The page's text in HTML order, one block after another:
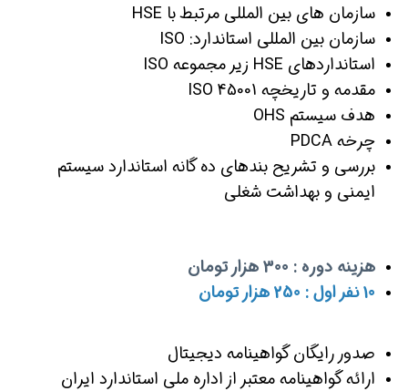
سازمان های بین المللی مرتبط با HSE
سازمان بین المللی استاندارد: ISO
استانداردهای HSE زیر مجموعه ISO
مقدمه و تاریخچه 45001 ISO
هدف سیستم OHS
چرخه PDCA
بررسی و تشریح بندهای ده گانه استاندارد سیستم
ایمنی و بهداشت شغلی
هزینه دوره : 300 هزار تومان
10 نفر اول : 250 هزار تومان
صدور رایگان گواهینامه دیجیتال
ارائه گواهینامه معتبر از اداره ملی استاندارد ایران